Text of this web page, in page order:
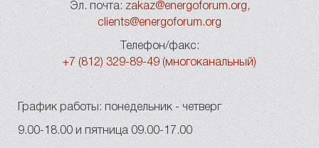
Эл. почта: zakaz@energoforum.org ,
clients@energoforum.org
Телефон/факс:
+7 (812) 329-89-49 (многоканальный)
График работы: понедельник - четверг
9.00-18.00 и пятница 09.00-17.00